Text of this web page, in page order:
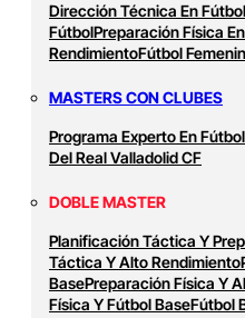
Dirección Técnica En
FútbolPreparación Física
RendimientoFútbol
MASTERS CON CLUBES
Programa Experto En
Del Real Valladolid CF
DOBLE MASTER
Planificación Táctica Y
Táctica Y Alto Rendimiento
BasePreparación Física Y
Física Y Fútbol BaseFútbol